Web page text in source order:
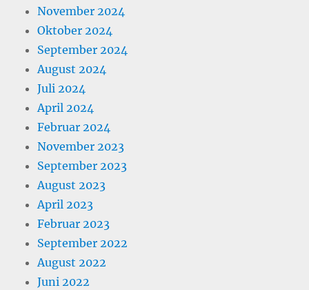
November 2024
Oktober 2024
September 2024
August 2024
Juli 2024
April 2024
Februar 2024
November 2023
September 2023
August 2023
April 2023
Februar 2023
September 2022
August 2022
Juni 2022